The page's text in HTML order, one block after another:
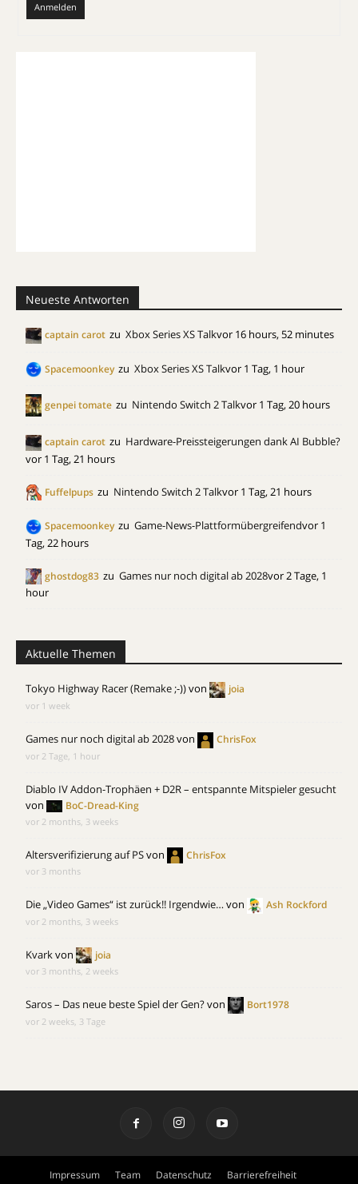
Anmelden
Neueste Antworten
captain carot zu Xbox Series XS Talkvor 16 hours, 52 minutes
Spacemoonkey zu Xbox Series XS Talkvor 1 Tag, 1 hour
genpei tomate zu Nintendo Switch 2 Talkvor 1 Tag, 20 hours
captain carot zu Hardware-Preissteigerungen dank AI Bubble?
vor 1 Tag, 21 hours
Fuffelpups zu Nintendo Switch 2 Talkvor 1 Tag, 21 hours
Spacemoonkey zu Game-News-Plattformübergreifendvor 1
Tag, 22 hours
ghostdog83 zu Games nur noch digital ab 2028vor 2 Tage, 1
hour
Aktuelle Themen
Tokyo Highway Racer (Remake ;-))von joia
vor 1 week
Games nur noch digital ab 2028von ChrisFox
vor 2 Tage, 1 hour
Diablo IV Addon-Trophäen + D2R – entspannte Mitspieler gesucht
von
BoC-Dread-King
vor 2 months, 3 weeks
Altersverifizierung auf PSvon ChrisFox
vor 3 months
Die „Video Games“ ist zurück!! Irgendwie…von Ash Rockford
vor 2 months, 3 weeks
Kvarkvon joia
vor 3 months, 2 weeks
Saros – Das neue beste Spiel der Gen?von Bort1978
vor 2 weeks, 3 Tage
Impressum Team Datenschutz Barrierefreiheit